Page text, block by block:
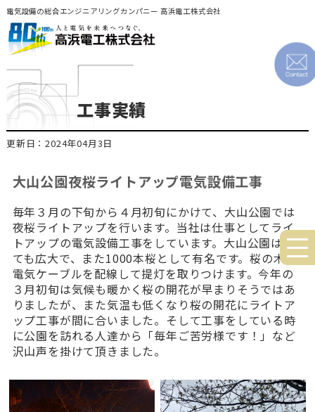
電気設備の総合エンジニアリングカンパニー 高浜電工株式会社
工事実績
更新日：2024年04月3日
大山公園夜桜ライトアップ電気設備工事
毎年３月の下旬から４月初旬にかけて、大山公園では
夜桜ライトアップを行います。当社は仕事としてライ
トアップの電気設備工事をしています。大山公園はと
ても広大で、また1000本桜として有名です。桜の木に
電気ケーブルを配線して提灯を取りつけます。今年の
３月初旬は気候も暖かく桜の開花が早まりそうではあ
りましたが、また気温も低くなり桜の開花にライトア
ップ工事が間に合いました。そして工事をしている時
に公園を訪れる人達から「毎年ご苦労様です！」など
沢山声を掛けて頂きました。